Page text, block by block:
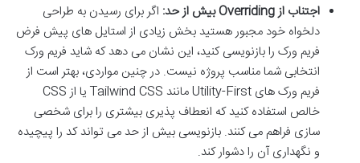
اجتناب از Overriding بیش از حد:
اگر برای رسیدن به طراحی
دلخواه خود مجبور هستید بخش زیادی از استایل های پیش فرض
فریم ورک را بازنویسی کنید، این نشان می دهد که شاید فریم ورک
انتخابی شما مناسب پروژه نیست. در چنین مواردی، بهتر است از
فریم ورک های Utility-First مانند Tailwind CSS یا از CSS
خالص استفاده کنید که انعطاف پذیری بیشتری را برای شخصی
سازی فراهم می کنند. بازنویسی بیش از حد می تواند کد را پیچیده
و نگهداری آن را دشوار کند.